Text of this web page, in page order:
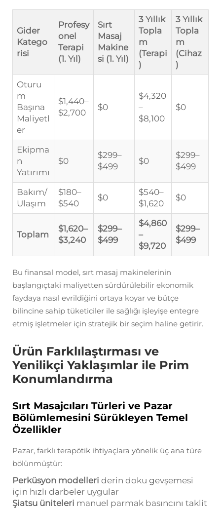
Gider
Katego
risi
Profesy
onel
Terapi
(1. Yıl)
Sırt
Masaj
Makine
si (1. Yıl)
3 Yıllık
Topla
m
(Terapi
)
3 Yıllık
Topla
m
(Cihaz
)
Oturu
m
Başına
Maliyetl
er
$1,440–
$2,700
$0
$4,320
–
$8,100
$0
Ekipma
n
Yatırımı
$0
$299–
$499
$0
$299–
$499
Bakım/
Ulaşım
$180–
$540
$0
$540–
$1,620
$0
Toplam
$1,620–
$3,240
$299–
$499
$4,860
–
$9,720
$299–
$499
Bu finansal model, sırt masaj makinelerinin
başlangıçtaki maliyetten sürdürülebilir ekonomik
faydaya nasıl evrildiğini ortaya koyar ve bütçe
bilincine sahip tüketiciler ile sağlığı işleyişe entegre
etmiş işletmeler için stratejik bir seçim haline getirir.
Ürün Farklılaştırması ve
Yenilikçi Yaklaşımlar ile Prim
Konumlandırma
Sırt Masajcıları Türleri ve Pazar
Bölümlemesini Sürükleyen Temel
Özellikler
Pazar, farklı terapötik ihtiyaçlara yönelik üç ana türe
bölünmüştür:
Perküsyon modelleri derin doku gevşemesi
için hızlı darbeler uygular
Şiatsu üniteleri manuel parmak basıncını taklit